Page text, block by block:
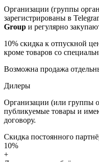
Организации (группы
зарегистрированы в
Group и регулярно
10% скидка к отпускной
кроме товаров со
Возможна продажа
Дилеры
Организации (или группы
публикуемые товары и
договору.
Скидка постоянного
10%
+